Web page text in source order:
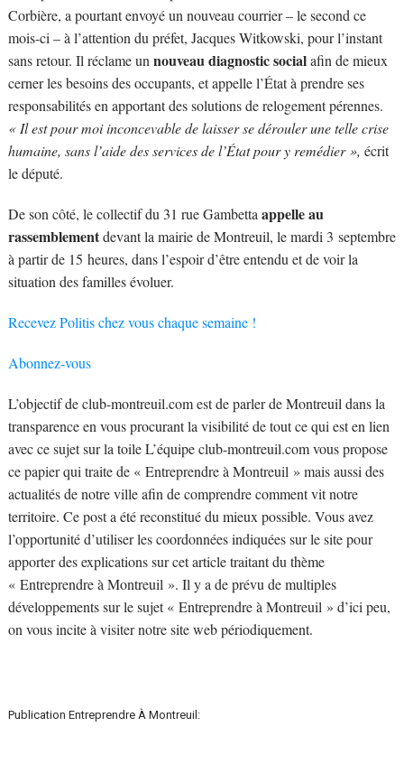
Corbière, a pourtant envoyé un nouveau courrier – le second ce
mois-ci – à l’attention du préfet, Jacques Witkowski, pour l’instant
sans retour. Il réclame un nouveau diagnostic socialafin de mieux
cerner les besoins des occupants, et appelle l’État à prendre ses
responsabilités en apportant des solutions de relogement pérennes.
« Il est pour moi inconcevable de laisser se dérouler une telle crise
humaine, sans l’aide des services de l’État pour y remédier », écrit
le député.
De son côté, le collectif du 31 rue Gambetta appelle au
rassemblementdevant la mairie de Montreuil, le mardi 3 septembre
à partir de 15 heures, dans l’espoir d’être entendu et de voir la
situation des familles évoluer.
Recevez Politis chez vous chaque semaine !
Abonnez-vous
L’objectif de club-montreuil.com est de parler de Montreuil dans la
transparence en vous procurant la visibilité de tout ce qui est en lien
avec ce sujet sur la toile L’équipe club-montreuil.com vous propose
ce papier qui traite de « Entreprendre à Montreuil » mais aussi des
actualités de notre ville afin de comprendre comment vit notre
territoire. Ce post a été reconstitué du mieux possible. Vous avez
l’opportunité d’utiliser les coordonnées indiquées sur le site pour
apporter des explications sur cet article traitant du thème
« Entreprendre à Montreuil ». Il y a de prévu de multiples
développements sur le sujet « Entreprendre à Montreuil » d’ici peu,
on vous incite à visiter notre site web périodiquement.
Publication Entreprendre À Montreuil: